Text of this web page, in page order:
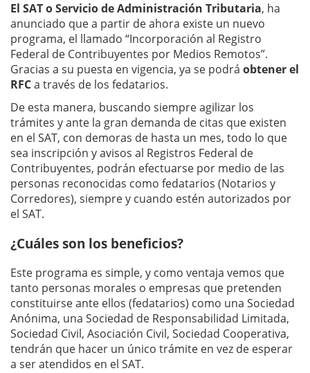
El SAT o Servicio de Administración Tributaria, ha
anunciado que a partir de ahora existe un nuevo
programa, el llamado “Incorporación al Registro
Federal de Contribuyentes por Medios Remotos”.
Gracias a su puesta en vigencia, ya se podrá obtener el
RFCa través de los fedatarios.
De esta manera, buscando siempre agilizar los
trámites y ante la gran demanda de citas que existen
en el SAT, con demoras de hasta un mes, todo lo que
sea inscripción y avisos al Registros Federal de
Contribuyentes, podrán efectuarse por medio de las
personas reconocidas como fedatarios (Notarios y
Corredores), siempre y cuando estén autorizados por
el SAT.
¿Cuáles son los beneficios?
Este programa es simple, y como ventaja vemos que
tanto personas morales o empresas que pretenden
constituirse ante ellos (fedatarios) como una Sociedad
Anónima, una Sociedad de Responsabilidad Limitada,
Sociedad Civil, Asociación Civil, Sociedad Cooperativa,
tendrán que hacer un único trámite en vez de esperar
a ser atendidos en el SAT.